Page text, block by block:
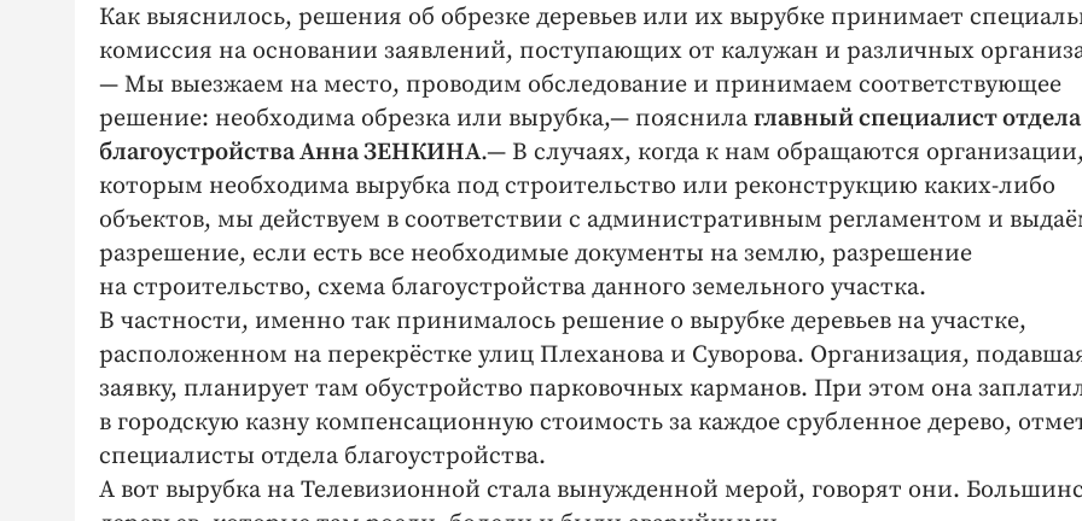
Как выяснилось, решения об обрезке деревьев или их вырубке принимает
комиссия на основании заявлений, поступающих от калужан и различных
— Мы выезжаем на место, проводим обследование и принимаем соответствующее
решение: необходима обрезка или вырубка,— пояснила главный специалист отдела
благоустройства Анна ЗЕНКИНА.— В случаях, когда к нам обращаются
которым необходима вырубка под строительство или реконструкцию каких-либо
объектов, мы действуем в соответствии с административным регламентом и
разрешение, если есть все необходимые документы на землю, разрешение
на строительство, схема благоустройства данного земельного участка.
В частности, именно так принималось решение о вырубке деревьев на участке,
расположенном на перекрёстке улиц Плеханова и Суворова. Организация,
заявку, планирует там обустройство парковочных карманов. При этом она
в городскую казну компенсационную стоимость за каждое срубленное дерево,
специалисты отдела благоустройства.
А вот вырубка на Телевизионной стала вынужденной мерой, говорят они.